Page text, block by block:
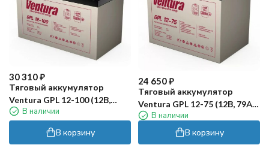
30 310₽
Тяговый аккумулятор
Ventura GPL 12-100 (12В,
106Ач, AGM)
В наличии
В корзину
24 650₽
Тяговый аккумулятор
Ventura GPL 12-75 (12В, 79Ач,
AGM)В наличии
В корзину